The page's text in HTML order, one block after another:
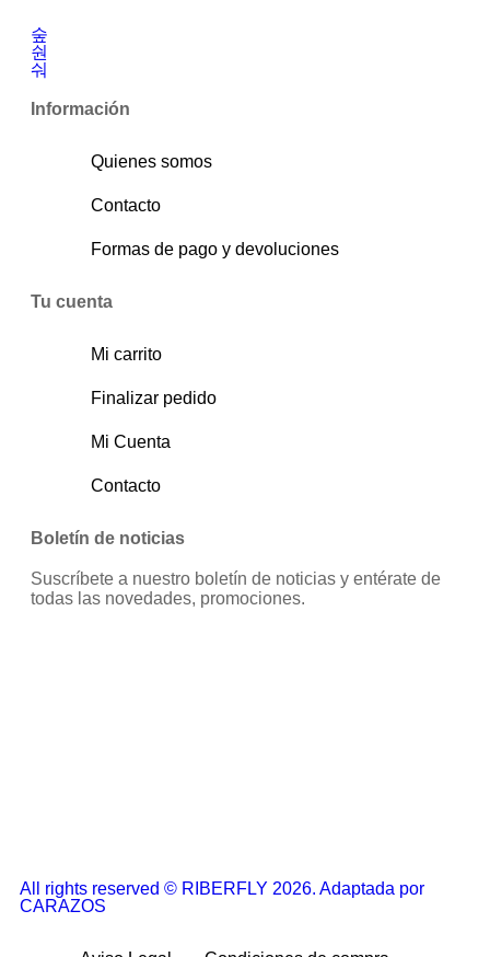
Información
Quienes somos
Contacto
Formas de pago y devoluciones
Tu cuenta
Mi carrito
Finalizar pedido
Mi Cuenta
Contacto
Boletín de noticias
Suscríbete a nuestro boletín de noticias y entérate de
todas las novedades, promociones.
All rights reserved © RIBERFLY 2026. Adaptada por
CARAZOS